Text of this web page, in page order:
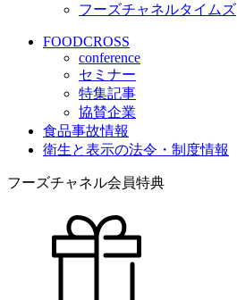
フーズチャネルタイムズ
FOODCROSS
conference
セミナー
特集記事
協賛企業
食品事故情報
衛生と表示の法令・制度情報
フーズチャネル会員特典